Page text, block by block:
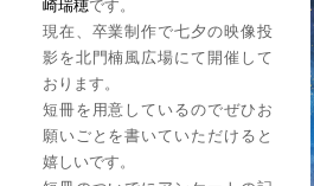
現在、卒業制作で七夕の映像投
影を北門楠風広場にて開催して
おります。
短冊を用意しているのでぜひお
願いごとを書いていただけると
嬉しいです。